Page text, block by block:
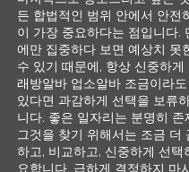
든 합법적인 범위 안에서 안전
이 가장 중요하다는 점입니다.
에만 집중하다 보면 예상치 못
수 있기 때문에, 항상 신중하게
래방알바 업소알바 조금이라
있다면 과감하게 선택을 보류
니다. 좋은 일자리는 분명히 존
그것을 찾기 위해서는 조금 더
하고, 비교하고, 신중하게 선택
요합니다. 급하게 결정하지 마